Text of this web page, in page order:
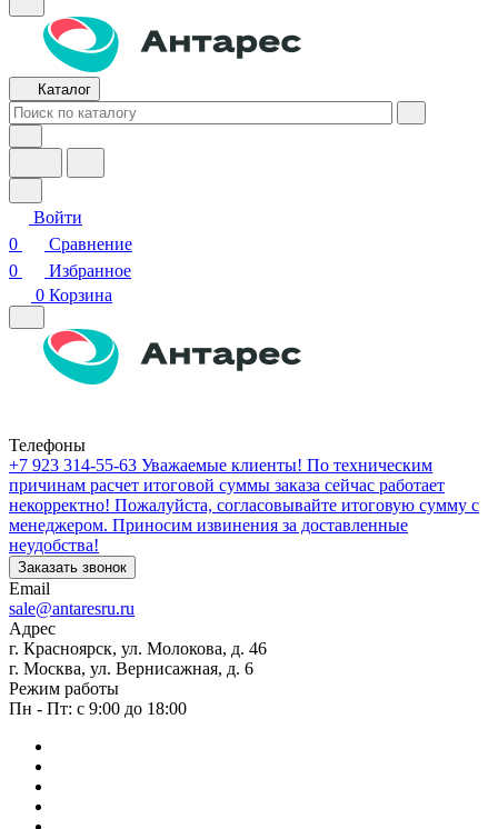
Каталог
Войти
0
Сравнение
0
Избранное
0 Корзина
Телефоны
+7 923 314-55-63 Уважаемые клиенты! По техническим
причинам расчет итоговой суммы заказа сейчас работает
некорректно! Пожалуйста, согласовывайте итоговую сумму с
менеджером. Приносим извинения за доставленные
неудобства!
Заказать звонок
Email
sale@antaresru.ru
Адрес
г. Красноярск, ул. Молокова, д. 46
г. Москва, ул. Вернисажная, д. 6
Режим работы
Пн - Пт: с 9:00 до 18:00